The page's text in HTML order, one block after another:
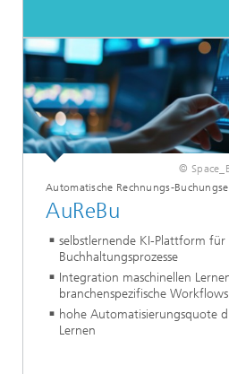
©
Automatische Rechnungs-
AuReBu
selbstlernende KI-Plattform für
Buchhaltungsprozesse
Integration maschinellen
branchenspezifische Workflows
hohe Automatisierungsquote
Lernen